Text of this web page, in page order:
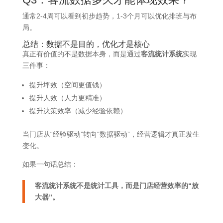
通常2-4周可以看到初步趋势，1-3个月可以优化排班与布
局。
总结：数据不是目的，优化才是核心
真正有价值的不是数据本身，而是通过客流统计系统实现
三件事：
提升坪效（空间更值钱）
提升人效（人力更精准）
提升决策效率（减少经验依赖）
当门店从“经验驱动”转向“数据驱动”，经营逻辑才真正发生
变化。
如果一句话总结：
客流统计系统不是统计工具，而是门店经营效率的“放
大器”。